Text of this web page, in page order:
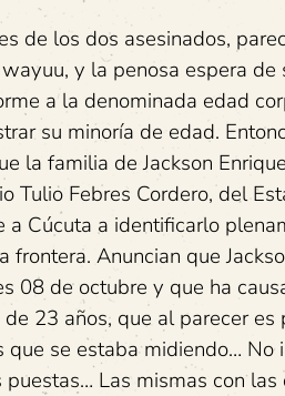
de los dos asesinados,
y la penosa espera de
a la denominada edad
su minoría de edad.
la familia de Jackson
Tulio Febres Cordero, del
a Cúcuta a identificarlo
Anuncian que
08 de octubre y que ha
23 años, que al parecer es
se estaba midiendo… No
Las mismas con las